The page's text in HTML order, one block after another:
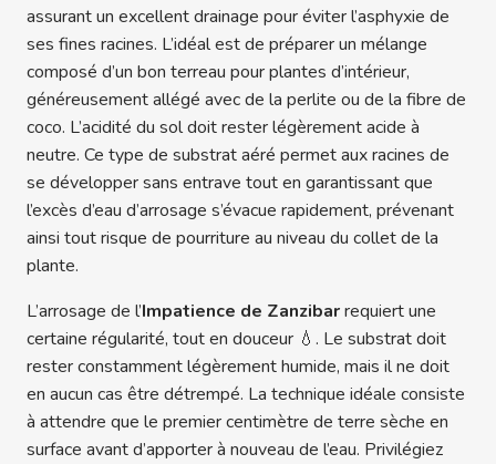
assurant un excellent drainage pour éviter l’asphyxie de
ses fines racines. L’idéal est de préparer un mélange
composé d’un bon terreau pour plantes d’intérieur,
généreusement allégé avec de la perlite ou de la fibre de
coco. L’acidité du sol doit rester légèrement acide à
neutre. Ce type de substrat aéré permet aux racines de
se développer sans entrave tout en garantissant que
l’excès d’eau d’arrosage s’évacue rapidement, prévenant
ainsi tout risque de pourriture au niveau du collet de la
plante.
L’arrosage de l’Impatience de Zanzibarrequiert une
certaine régularité, tout en douceur 💧. Le substrat doit
rester constamment légèrement humide, mais il ne doit
en aucun cas être détrempé. La technique idéale consiste
à attendre que le premier centimètre de terre sèche en
surface avant d’apporter à nouveau de l’eau. Privilégiez